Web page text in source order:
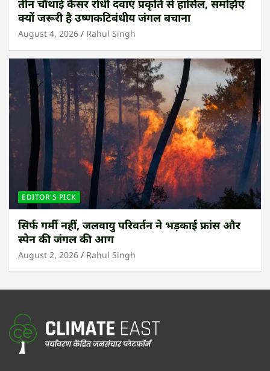
तीन चौथाई कैंसर रोधी दवाएं प्रकृति से हासिल, समझिए
क्यों जरूरी है उष्णकटिबंधीय जंगल बचाना
August 4, 2026 Rahul Singh
EDITOR'S PICK
सिर्फ गर्मी नहीं, जलवायु परिवर्तन ने भड़काई फ्रांस और
स्पेन की जंगल की आग
August 2, 2026 Rahul Singh